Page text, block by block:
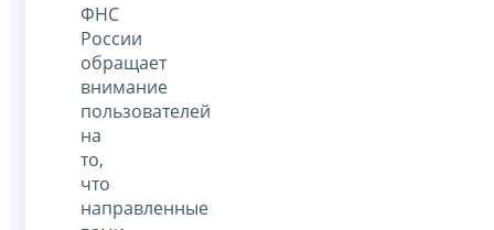
ФНС
России
обращает
внимание
пользователей
на
то,
что
направленные